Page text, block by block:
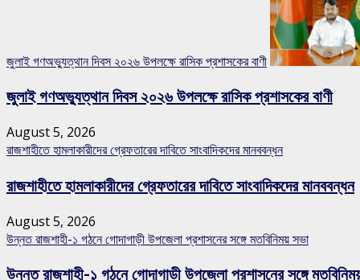
জুলাই গণঅভ্যুত্থান দিবস ২০২৬ উপলক্ষে রাসিক প্রশাসকের বাণী
জুলাই গণঅভ্যুত্থান দিবস ২০২৬ উপলক্ষে রাসিক প্রশাসকের বাণী
August 5, 2026
রাজশাহীতে হামলাকারীদের গ্রেফতারের দাবিতে সাংবাদিকদের মানববন্ধন
রাজশাহীতে হামলাকারীদের গ্রেফতারের দাবিতে সাংবাদিকদের মানববন্ধন
August 5, 2026
উন্নত রাজশাহী-১ গঠনে গোদাগাড়ী উপজেলা প্রশাসনের সঙ্গে মতবিনিময় সভা
উন্নত রাজশাহী-১ গঠনে গোদাগাড়ী উপজেলা প্রশাসনের সঙ্গে